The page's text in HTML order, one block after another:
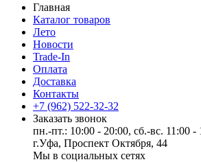
Главная
Каталог товаров
Лето
Новости
Trade-In
Оплата
Доставка
Контакты
+7 (962) 522-32-32
Заказать звонок
пн.-пт.: 10:00 - 20:00, сб.-вс. 11:00 -
г.Уфа, Проспект Октября, 44
Мы в социальных сетях